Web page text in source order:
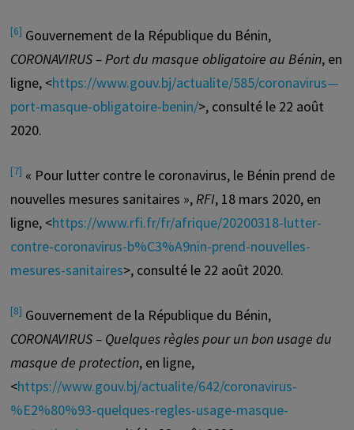
[6] Gouvernement de la République du Bénin,
CORONAVIRUS – Port du masque obligatoire au Bénin, en
ligne, <https://www.gouv.bj/actualite/585/coronavirus—
port-masque-obligatoire-benin/>, consulté le 22 août
2020.
[7] « Pour lutter contre le coronavirus, le Bénin prend de
nouvelles mesures sanitaires »,RFI, 18 mars 2020, en
ligne, <https://www.rfi.fr/fr/afrique/20200318-lutter-
contre-coronavirus-b%C3%A9nin-prend-nouvelles-
mesures-sanitaires>, consulté le 22 août 2020.
[8] Gouvernement de la République du Bénin,
CORONAVIRUS – Quelques règles pour un bon usage du
masque de protection, en ligne,
<https://www.gouv.bj/actualite/642/coronavirus-
%E2%80%93-quelques-regles-usage-masque-